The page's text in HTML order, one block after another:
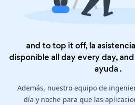
and to top it off, la
disponible all day every day,
ayuda .
Además, nuestro equipo de
día y noche para que las